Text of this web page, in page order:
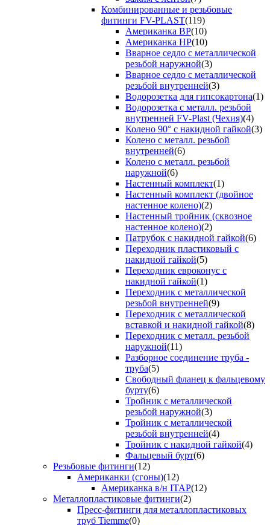
Комбинированные и резьбовые
фитинги FV-PLAST(119)
Американка ВР(10)
Американка НР(10)
Вварное седло с металлической
резьбой наружной(3)
Вварное седло с металлической
резьбой внутренней(3)
Водорозетка для гипсокартона(1)
Водорозетка с металл. резьбой
внутренней FV-Plast (Чехия)(4)
Колено 90° с накидной гайкой(3)
Колено с металл. резьбой
внутренней(6)
Колено с металл. резьбой
наружной(6)
Настенный комплект(1)
Настенный комплект (двойное
настенное колено)(2)
Настенный тройник (сквозное
настенное колено)(2)
Патрубок с накидной гайкой(6)
Переходник пластиковый с
накидной гайкой(5)
Переходник евроконус с
накидной гайкой(1)
Переходник с металлической
резьбой внутренней(9)
Переходник с металлической
вставкой и накидной гайкой(8)
Переходник с металл. резьбой
наружной(11)
Разборное соединение труба -
труба(5)
Свободный фланец к фальцевому
бурту(6)
Тройник с металлической
резьбой наружной(3)
Тройник с металлической
резьбой внутренней(4)
Тройник с накидной гайкой(4)
Фальцевый бурт(6)
Резьбовые фитинги(12)
Американки (сгоны)(12)
Американка в/н ITAP(12)
Металлопластиковые фитинги(2)
Пресс-фитинги для металлопластиковых
труб Tiemme(0)